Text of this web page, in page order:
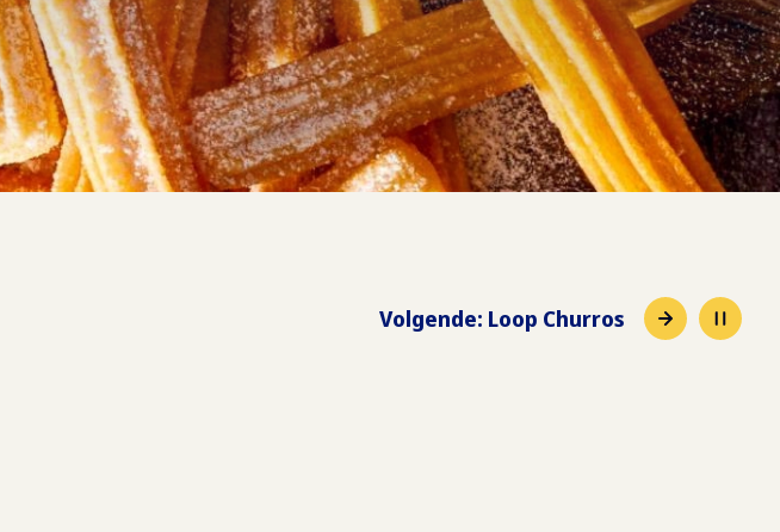
Volgende: Loop Churros